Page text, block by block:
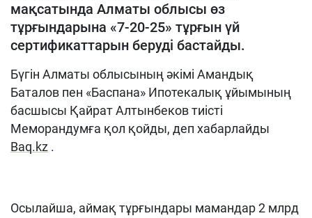
мақсатында Алматы облысы өз
тұрғындарына «7-20-25» тұрғын үй
сертификаттарын беруді бастайды.
Бүгін Алматы облысының әкімі Амандық
Баталов пен «Баспана» Ипотекалық ұйымының
басшысы Қайрат Алтынбеков тиісті
Меморандумға қол қойды, деп хабарлайды
Baq.kz .
Осылайша, аймақ тұрғындары мамандар 2 млрд